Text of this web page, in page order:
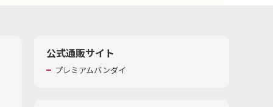
公式通販サイト
プレミアムバンダイ